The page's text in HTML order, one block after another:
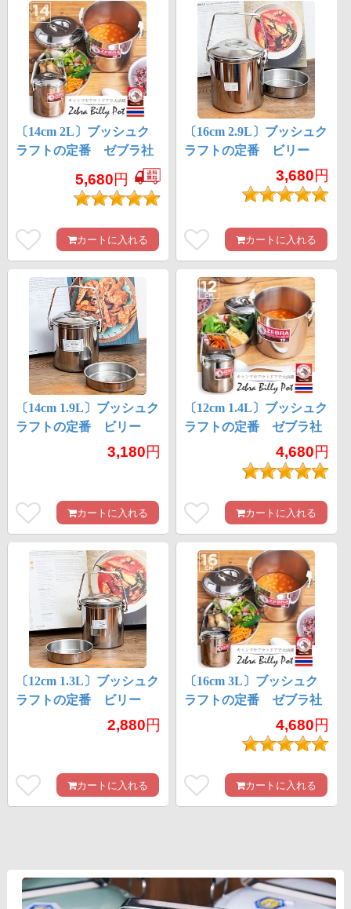
〔14cm 2L〕ブッシュク
ラフトの定番 ゼブラ社
のビリー缶・ビリーポッ
ト 焚き火とキャンプの
直火調理へ〔ステンレス
SUS304製〕
5,680円
カートに入れる
〔16cm 2.9L〕ブッシュク
ラフトの定番 ビリー
缶・ビリーポット リー
ズナブルなニワトリブラ
3,680円
カートに入れる
〔14cm 1.9L〕ブッシュク
ラフトの定番 ビリー
缶・ビリーポット リー
3,180円
カートに入れる
〔12cm 1.4L〕ブッシュク
ラフトの定番 ゼブラ社
のビリー缶・ビリーポッ
ト 焚き火とキャンプの
直火調理へ〔ステンレス
SUS304製〕
4,680円
カートに入れる
〔12cm 1.3L〕ブッシュク
ラフトの定番 ビリー
缶・ビリーポット リー
2,880円
カートに入れる
〔16cm 3L〕ブッシュク
ラフトの定番 ゼブラ社
のビリー缶・ビリーポッ
ト 焚き火とキャンプの
SUS304製〕
4,680円
カートに入れる